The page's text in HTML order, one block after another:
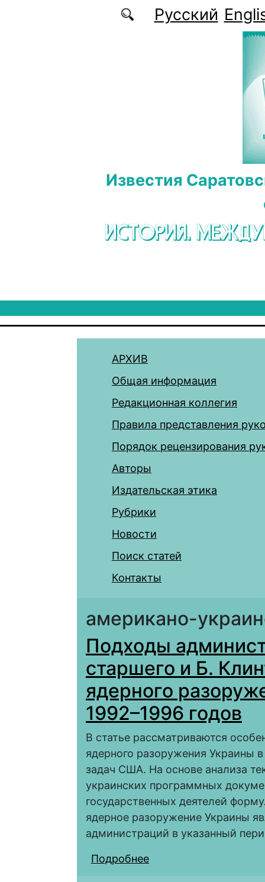
Перейти к основному содержаниюРусский
Известия
ИСТОРИЯ.
АРХИВ
Общая информация
Редакционная коллегия
Правила представления
Порядок рецензирования
Авторы
Издательская этика
Рубрики
Новости
Поиск статей
Контакты
американо-
Подходы
старшего и Б.
ядерного
1992–1996 годов
В статье рассматриваются
ядерного разоружения Украины
задач США. На основе анализа
украинских программных
государственных деятелей
ядерное разоружение Украины
администраций в указанный
Подробнее